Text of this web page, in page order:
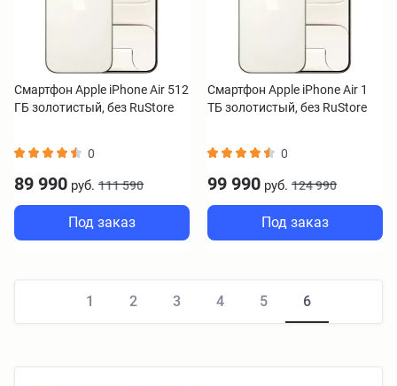
Смартфон Apple iPhone Air 512
ГБ золотистый, без RuStore
0
89 990 руб. 111 590
Под заказ
Смартфон Apple iPhone Air 1
ТБ золотистый, без RuStore
0
99 990 руб. 124 990
Под заказ
1 2 3 4 5 6